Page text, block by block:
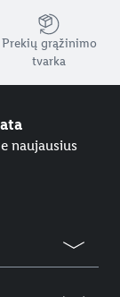
Prekių grąžinimo
tvarka
naujausius